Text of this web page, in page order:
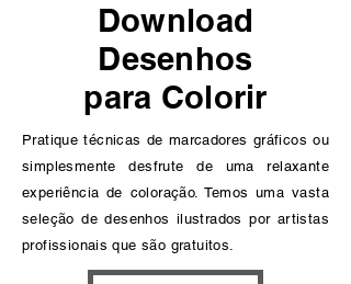
Download
Desenhos
para Colorir
Pratique técnicas de marcadores gráficos ou
simplesmente desfrute de uma relaxante
experiência de coloração. Temos uma vasta
seleção de desenhos ilustrados por artistas
profissionais que são gratuitos.